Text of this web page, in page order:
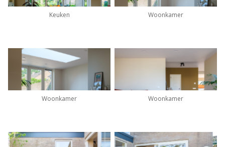
Keuken Woonkamer
Woonkamer Woonkamer